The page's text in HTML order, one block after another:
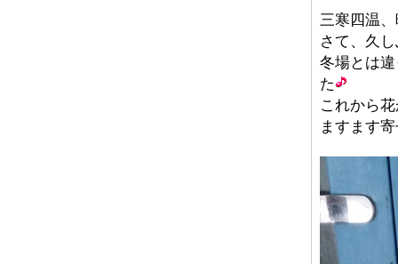
三寒四温
さて、久
冬場とは
た
これから
ますます